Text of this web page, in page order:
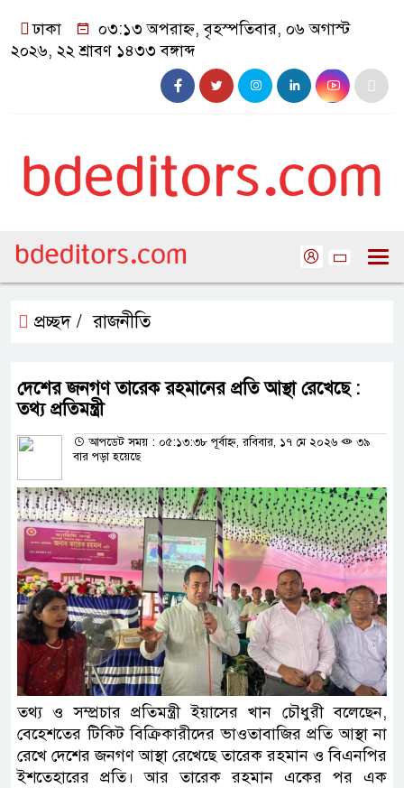
ঢাকা
০৩:১৩ অপরাহ্ন, বৃহস্পতিবার, ০৬ অগাস্ট
২০২৬, ২২ শ্রাবণ ১৪৩৩ বঙ্গাব্দ
প্রচ্ছদ / রাজনীতি
দেশের জনগণ তারেক রহমানের প্রতি আস্থা রেখেছে :
তথ্য প্রতিমন্ত্রী
আপডেট সময় : ০৫:১৩:৩৮ পূর্বাহ্ন, রবিবার, ১৭ মে ২০২৬
৩৯
বার পড়া হয়েছে
তথ্য ও সম্প্রচার প্রতিমন্ত্রী ইয়াসের খান চৌধুরী বলেছেন,
বেহেশতের টিকিট বিক্রিকারীদের ভাওতাবাজির প্রতি আস্থা না
রেখে দেশের জনগণ আস্থা রেখেছে তারেক রহমান ও বিএনপির
ইশতেহারের প্রতি। আর তারেক রহমান একের পর এক